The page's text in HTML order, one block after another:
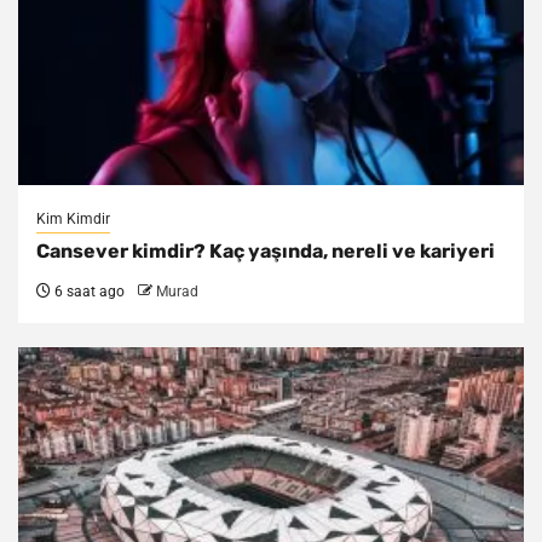
Kim Kimdir
Cansever kimdir? Kaç yaşında, nereli ve kariyeri
6 saat ago Murad